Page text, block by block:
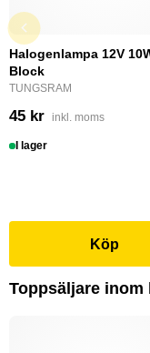
Halogenlampa 12V
Block
TUNGSRAM
45 kr inkl. moms
I lager
Köp
Toppsäljare inom